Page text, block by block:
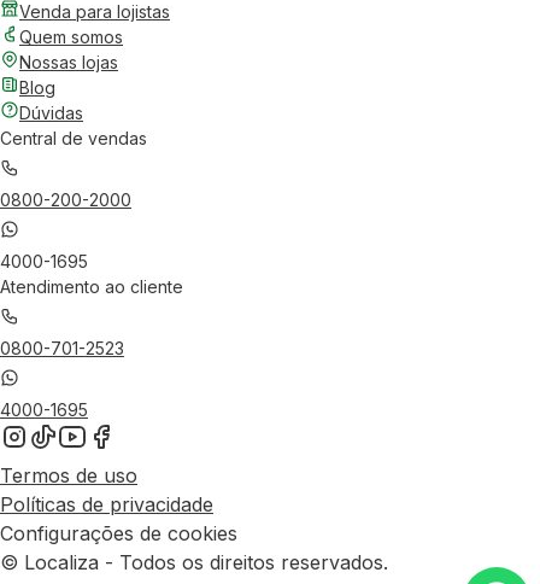
Venda para lojistas
Quem somos
Nossas lojas
Blog
Dúvidas
Central de vendas
0800-200-2000
4000-1695
Atendimento ao cliente
0800-701-2523
4000-1695
Termos de uso
Políticas de privacidade
Configurações de cookies
© Localiza - Todos os direitos reservados.